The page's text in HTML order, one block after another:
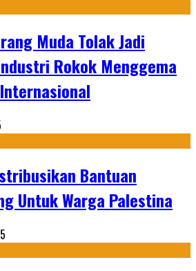
Muda Tolak Jadi
Rokok Menggema
Bantuan
Untuk Warga Palestina